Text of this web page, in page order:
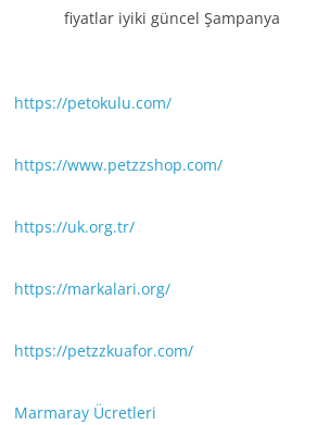
fiyatlar iyiki güncel Şampanya
https://petokulu.com/
https://www.petzzshop.com/
https://uk.org.tr/
https://markalari.org/
https://petzzkuafor.com/
Marmaray Ücretleri